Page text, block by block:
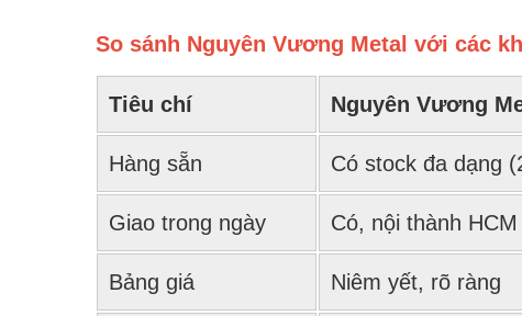
So sánh Nguyên Vương Metal với các
Tiêu chí Nguyên Vương
Hàng sẵn Có stock đa dạng
Giao trong ngày Có, nội thành HCM
Bảng giá Niêm yết, rõ ràng